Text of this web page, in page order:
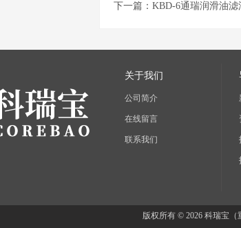
下一篇： KBD-6通瑞润滑油滤
关于我们
公司简介
在线留言
联系我们
版权所有 © 2026 科瑞宝（